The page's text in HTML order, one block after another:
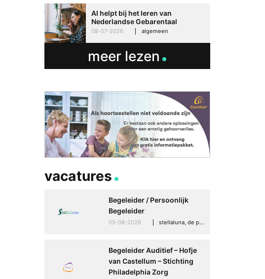
AI helpt bij het leren van
Nederlandse Gebarentaal
08-07-2026 algemeen
meer lezen
vacatures
Begeleider / Persoonlijk
Begeleider
05-08-2026 stellaluna, de punt (drenthe)
Begeleider Auditief – Hofje
van Castellum – Stichting
Philadelphia Zorg